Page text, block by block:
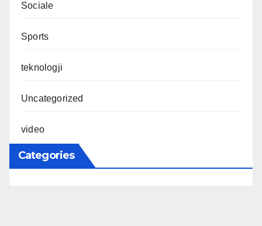
Sociale
Sports
teknologji
Uncategorized
video
Categories